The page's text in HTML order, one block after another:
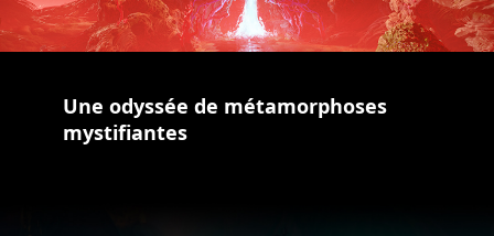
Une odyssée de métamorphoses
mystifiantes